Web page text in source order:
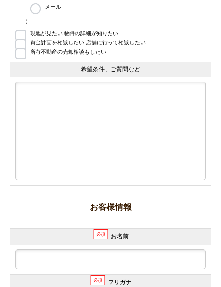
メール
）
現地が見たい 物件の詳細が知りたい
資金計画を相談したい 店舗に行って相談したい
所有不動産の売却相談もしたい
希望条件、ご質問など
お客様情報
必須 お名前
必須 フリガナ